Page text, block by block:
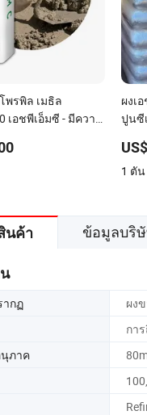
พรพิล เมธิล
อชพีเอ็มซี - มีความ
ผงเ
ปูนซี
1 ตัน
นค้า ข้อมูลบริ
กฏ ผง
กา
ภาค